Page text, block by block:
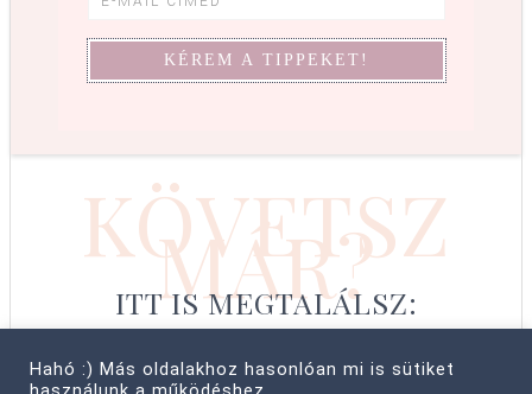
KÖVETSZ
MÁR?
ITT IS MEGTALÁLSZ:
Hahó :) Más oldalakhoz hasonlóan mi is sütiket